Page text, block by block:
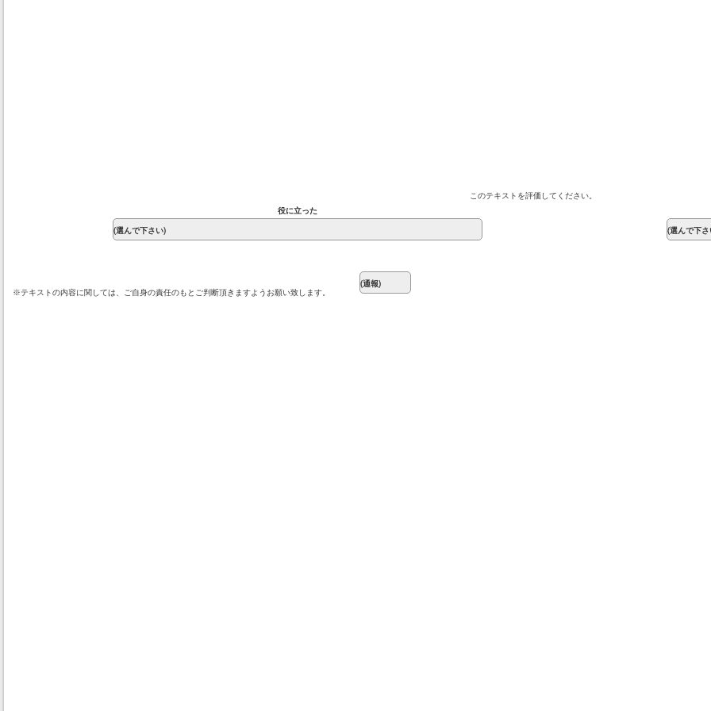
このテキストを評価してください。
役に立った
※テキストの内容に関しては、ご自身の責任のもとご判断頂きますようお願い致します。